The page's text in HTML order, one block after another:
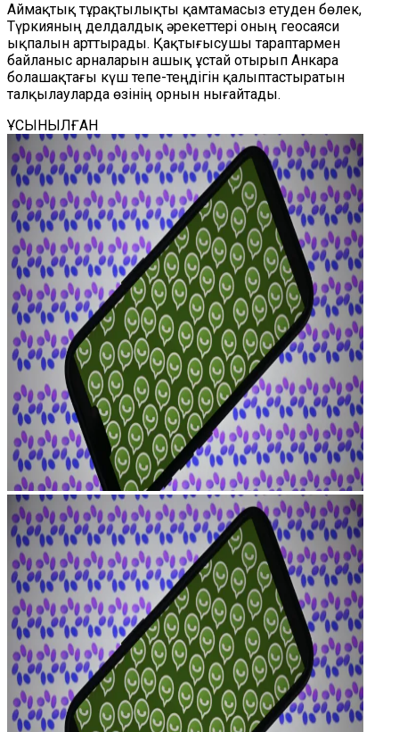
Аймақтық тұрақтылықты қамтамасыз етуден бөлек,
Түркияның делдалдық әрекеттері оның геосаяси
ықпалын арттырады. Қақтығысушы тараптармен
байланыс арналарын ашық ұстай отырып Анкара
болашақтағы күш тепе-теңдігін қалыптастыратын
талқылауларда өзінің орнын нығайтады.
ҰСЫНЫЛҒАН